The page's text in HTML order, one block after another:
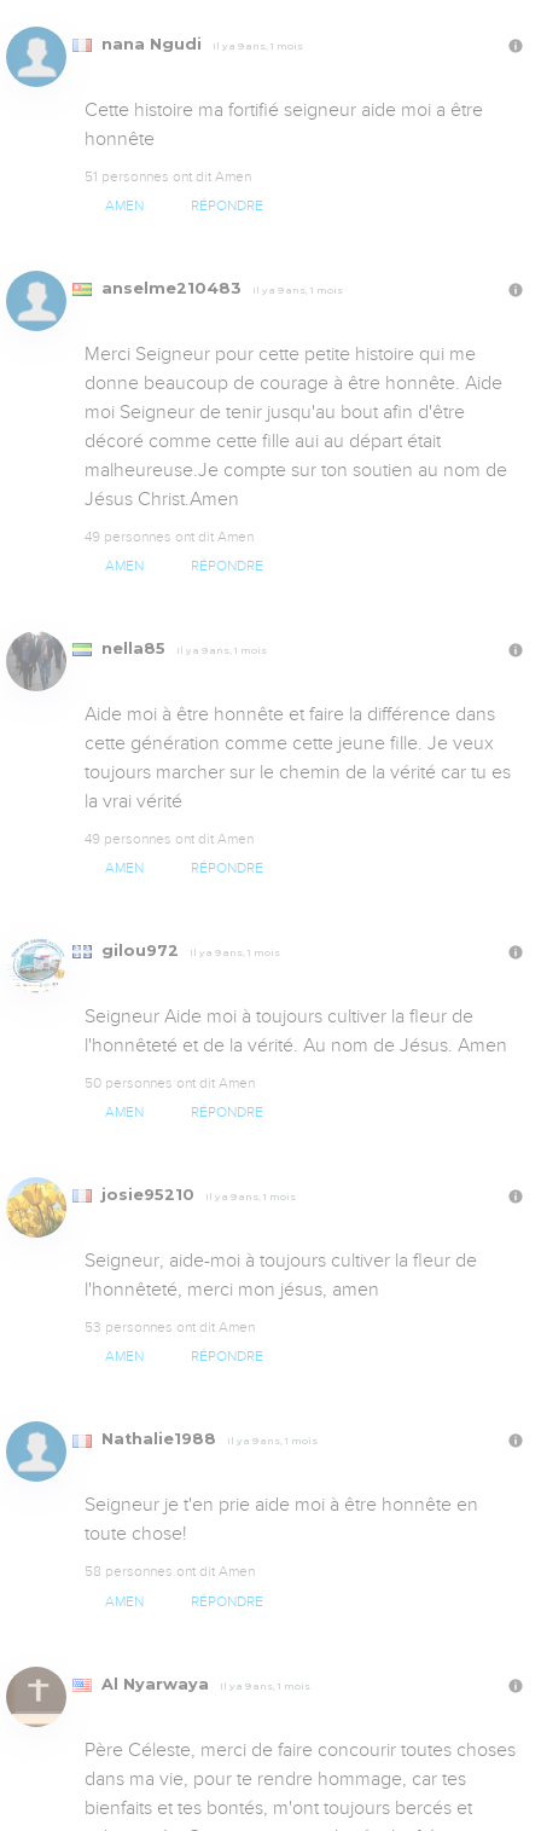
nana Ngudi Il y a 9 ans, 1 mois
Cette histoire ma fortifié seigneur aide moi a être
honnête
51 personnes ont dit Amen
AMEN RÉPONDRE
anselme210483 Il y a 9 ans, 1 mois
Merci Seigneur pour cette petite histoire qui me
donne beaucoup de courage à être honnête. Aide
moi Seigneur de tenir jusqu'au bout afin d'être
décoré comme cette fille aui au départ était
malheureuse.Je compte sur ton soutien au nom de
Jésus Christ.Amen
49 personnes ont dit Amen
AMEN RÉPONDRE
nella85 Il y a 9 ans, 1 mois
Aide moi à être honnête et faire la différence dans
cette génération comme cette jeune fille. Je veux
toujours marcher sur le chemin de la vérité car tu es
la vrai vérité
49 personnes ont dit Amen
AMEN RÉPONDRE
gilou972 Il y a 9 ans, 1 mois
Seigneur Aide moi à toujours cultiver la fleur de
l'honnêteté et de la vérité. Au nom de Jésus. Amen
50 personnes ont dit Amen
AMEN RÉPONDRE
josie95210 Il y a 9 ans, 1 mois
Seigneur, aide-moi à toujours cultiver la fleur de
l'honnêteté, merci mon jésus, amen
53 personnes ont dit Amen
AMEN RÉPONDRE
Nathalie1988 Il y a 9 ans, 1 mois
Seigneur je t'en prie aide moi à être honnête en
toute chose!
58 personnes ont dit Amen
AMEN RÉPONDRE
Al Nyarwaya Il y a 9 ans, 1 mois
Père Céleste, merci de faire concourir toutes choses
dans ma vie, pour te rendre hommage, car tes
bienfaits et tes bontés, m'ont toujours bercés et